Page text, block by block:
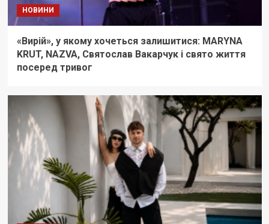
НОВИНИ
«Вирій», у якому хочеться залишитися: MARYNA
KRUT, NAZVA, Святослав Вакарчук і свято життя
посеред тривог